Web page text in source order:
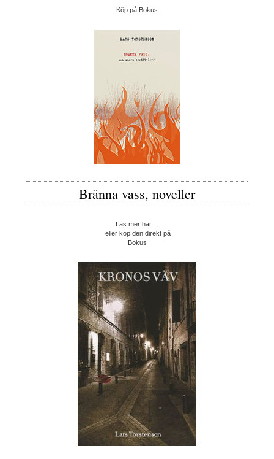
Köp på Bokus
Bränna vass, noveller
Läs mer här…
eller köp den direkt på
Bokus